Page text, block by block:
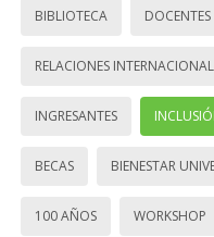
BIBLIOTECA DOCENTES
RELACIONES
INGRESANTES
BECAS BIENESTAR
100 AÑOS WORKSHOP